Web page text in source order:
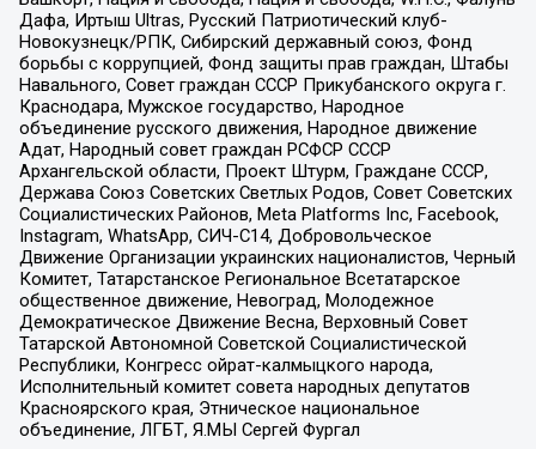
Дафа, Иртыш Ultras, Русский Патриотический клуб-
Новокузнецк/РПК, Сибирский державный союз, Фонд
борьбы с коррупцией, Фонд защиты прав граждан, Штабы
Навального, Совет граждан СССР Прикубанского округа г.
Краснодара, Мужское государство, Народное
объединение русского движения, Народное движение
Адат, Народный совет граждан РСФСР СССР
Архангельской области, Проект Штурм, Граждане СССР,
Держава Союз Советских Светлых Родов, Совет Советских
Социалистических Районов, Meta Platforms Inc, Facebook,
Instagram, WhatsApp, СИЧ-С14, Добровольческое
Движение Организации украинских националистов, Черный
Комитет, Татарстанское Региональное Всетатарское
общественное движение, Невоград, Молодежное
Демократическое Движение Весна, Верховный Совет
Татарской Автономной Советской Социалистической
Республики, Конгресс ойрат-калмыцкого народа,
Исполнительный комитет совета народных депутатов
Красноярского края, Этническое национальное
объединение, ЛГБТ, Я.МЫ Сергей Фургал